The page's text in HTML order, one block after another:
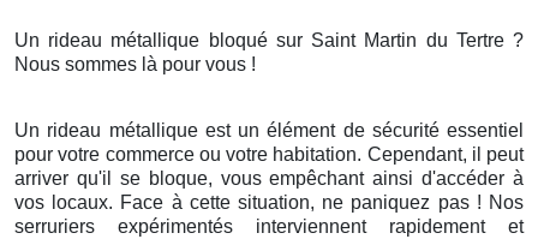
Un rideau métallique bloqué sur Saint Martin du Tertre ?
Nous sommes là pour vous !
Un rideau métallique est un élément de sécurité essentiel
pour votre commerce ou votre habitation. Cependant, il peut
arriver qu'il se bloque, vous empêchant ainsi d'accéder à
vos locaux. Face à cette situation, ne paniquez pas ! Nos
serruriers expérimentés interviennent rapidement et